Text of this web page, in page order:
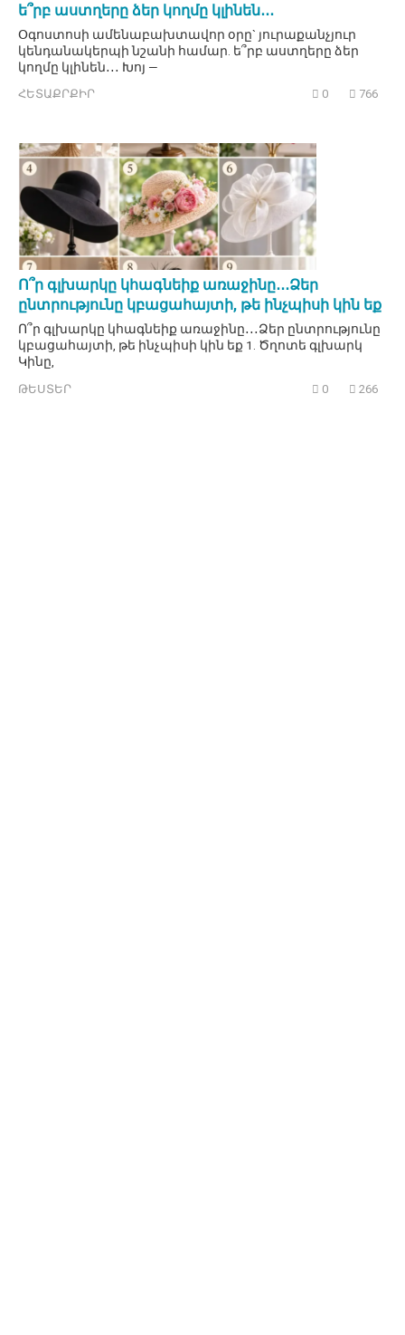
ե՞րբ աստղերը ձեր կողմը կլինեն․․․
Օգոստոսի ամենաբախտավոր օրը` յուրաքանչյուր
կենդանակերպի նշանի համար. ե՞րբ աստղերը ձեր
կողմը կլինեն․․․ Խոյ —
ՀԵՏԱՔՐՔԻՐ 0 766
Ո՞ր գլխարկը կհագնեիք առաջինը․․․Ձեր
ընտրությունը կբացահայտի, թե ինչպիսի կին եք
Ո՞ր գլխարկը կհագնեիք առաջինը․․․Ձեր ընտրությունը
կբացահայտի, թե ինչպիսի կին եք 1. Ծղոտե գլխարկ
Կինը,
ԹԵՍՏԵՐ 0 266